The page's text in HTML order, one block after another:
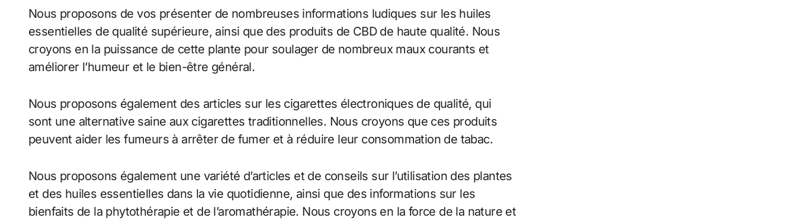
Nous proposons de vos présenter de nombreuses informations ludiques sur les huiles
essentielles de qualité supérieure, ainsi que des produits de CBD de haute qualité. Nous
croyons en la puissance de cette plante pour soulager de nombreux maux courants et
améliorer l’humeur et le bien-être général.
Nous proposons également des articles sur les cigarettes électroniques de qualité, qui
sont une alternative saine aux cigarettes traditionnelles. Nous croyons que ces produits
peuvent aider les fumeurs à arrêter de fumer et à réduire leur consommation de tabac.
Nous proposons également une variété d’articles et de conseils sur l’utilisation des plantes
et des huiles essentielles dans la vie quotidienne, ainsi que des informations sur les
bienfaits de la phytothérapie et de l’aromathérapie. Nous croyons en la force de la nature et